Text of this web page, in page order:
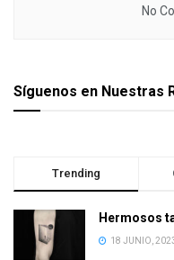
No
Síguenos en Nuestras
Trending
Hermosos
18 JUNIO,